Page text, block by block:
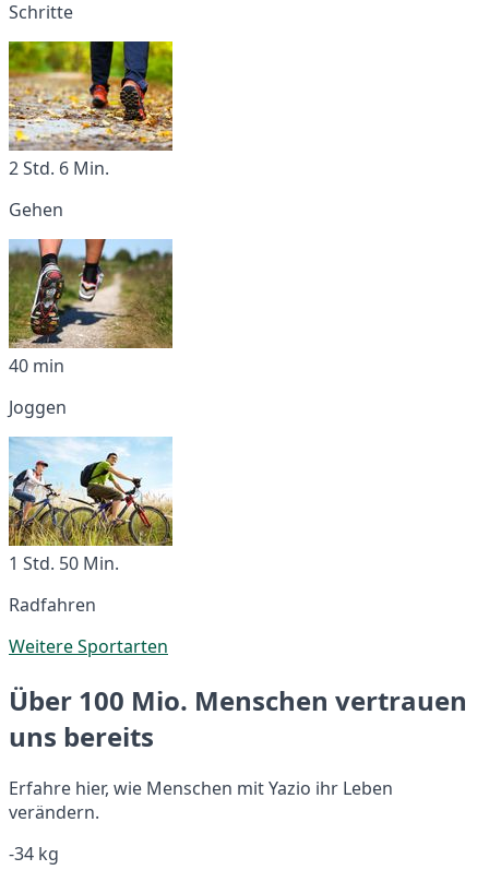
Schritte
2 Std. 6 Min.
Gehen
40 min
Joggen
1 Std. 50 Min.
Radfahren
Weitere Sportarten
Über 100 Mio. Menschen vertrauen
uns bereits
Erfahre hier, wie Menschen mit Yazio ihr Leben
verändern.
-34 kg